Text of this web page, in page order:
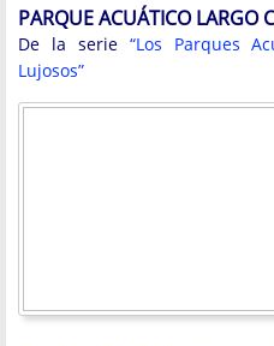
PARQUE ACUÁTICO LARGO
De la serie “Los Parques
Lujosos”